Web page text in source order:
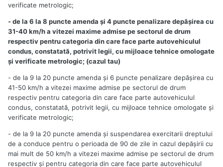
verificate metrologic;
- de la 6 la 8 puncte amenda şi 4 puncte penalizare depăşirea cu
31-40 km/h a vitezei maxime admise pe sectorul de drum
respectiv pentru categoria din care face parte autovehiculul
condus, constatată, potrivit legii, cu mijloace tehnice omologate
şi verificate metrologic; (cazul tau)
- de la 9 la 20 puncte amenda şi 6 puncte penalizare depăşirea cu
41-50 km/h a vitezei maxime admise pe sectorul de drum
respectiv pentru categoria din care face parte autovehiculul
condus, constatată, potrivit legii, cu mijloace tehnice omologate şi
verificate metrologic;
- de la 9 la 20 puncte amenda şi suspendarea exercitarii dreptului
de a conduce pentru o perioada de 90 de zile in cazul depăşirii cu
mai mult de 50 km/h a vitezei maxime admise pe sectorul de drum
respectiv şi pentru categoria din care face parte autovehiculul